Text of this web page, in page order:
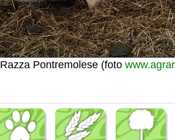
Razza Pontremolese (foto